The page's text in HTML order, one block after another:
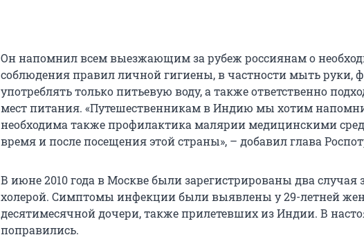
Он напомнил всем выезжающим за рубеж россиянам о
соблюдения правил личной гигиены, в частности мыть руки,
употреблять только питьевую воду, а также ответственно
мест питания. «Путешественникам в Индию мы хотим
необходима также профилактика малярии медицинскими
время и после посещения этой страны», – добавил глава
В июне 2010 года в Москве были зарегистрированы два случая
холерой. Симптомы инфекции были выявлены у 29-летней
десятимесячной дочери, также прилетевших из Индии. В
поправились.